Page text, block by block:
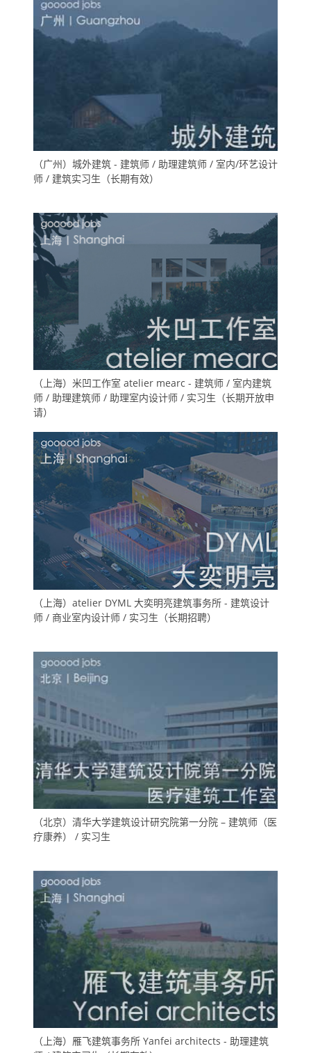
（广州）城外建筑 - 建筑师 / 助理建筑师 / 室内/环艺设计
师 / 建筑实习生（长期有效）
（上海）米凹工作室 atelier mearc - 建筑师 / 室内建筑
师 / 助理建筑师 / 助理室内设计师 / 实习生（长期开放申
请）
（上海）atelier DYML 大奕明亮建筑事务所 - 建筑设计
师 / 商业室内设计师 / 实习生（长期招聘）
（北京）清华大学建筑设计研究院第一分院 – 建筑师（医
疗康养） / 实习生
（上海）雁飞建筑事务所 Yanfei architects - 助理建筑